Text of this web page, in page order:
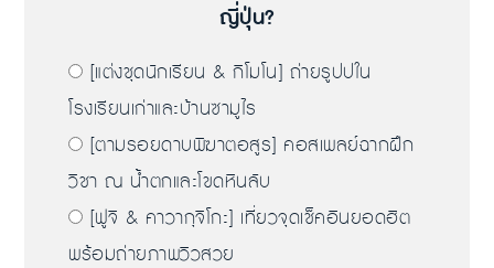
ญี่ปุ่น?
[แต่งชุดนักเรียน & กิโมโน] ถ่ายรูปปใน
โรงเรียนเก่าและบ้านซามูไร
[ตามรอยดาบพิฆาตอสูร] คอสเพลย์ฉากฝึก
วิชา ณ น้ำตกและโขดหินลับ
[ฟูจิ & คาวากุจิโกะ] เที่ยวจุดเช็คอินยอดฮิต
พร้อมถ่ายภาพวิวสวย